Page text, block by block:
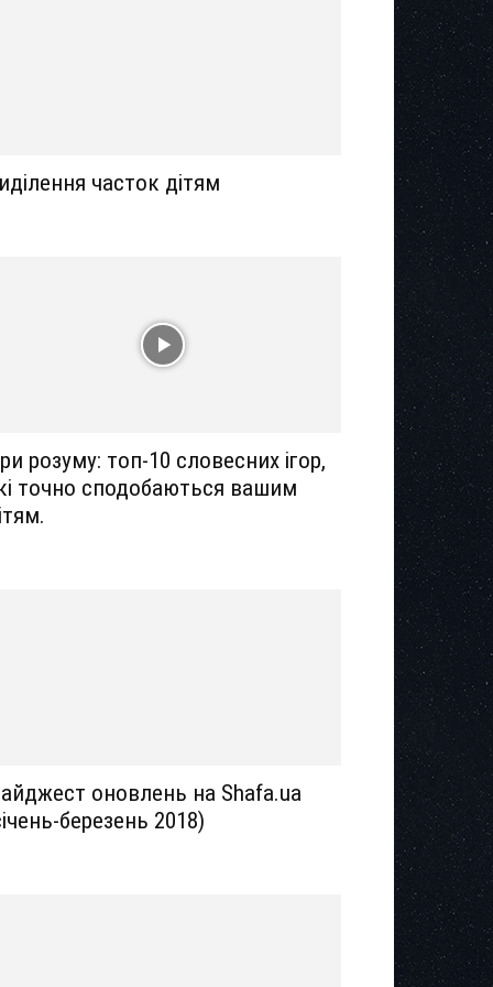
часток дітям
розуму: топ-10 словесних ігор,
точно сподобаються вашим
оновлень на Shafa.ua
березень 2018)